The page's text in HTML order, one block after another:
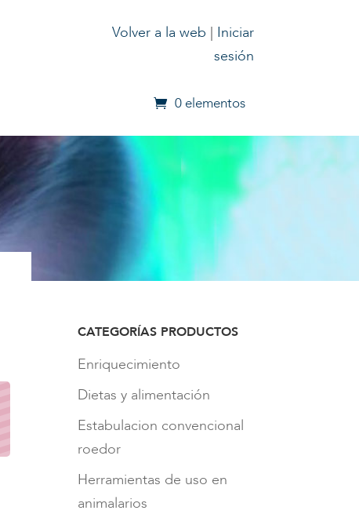
Volver a la web | Iniciar
sesión
0 elementos
CATEGORÍAS PRODUCTOS
Enriquecimiento
Dietas y alimentación
Estabulacion convencional
roedor
Herramientas de uso en
animalarios